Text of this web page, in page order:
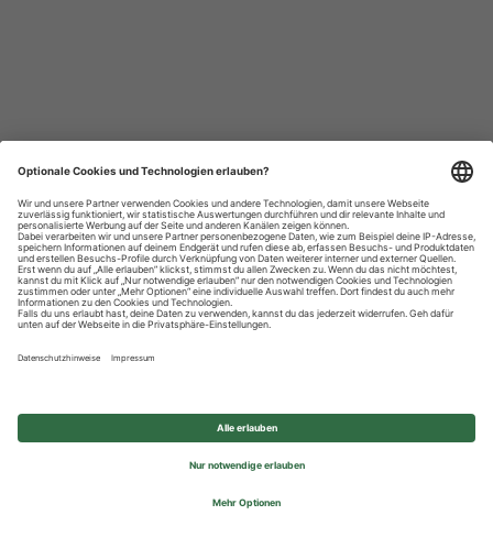
Datenschutzhinweise
Impressum
Privatsphäre-Einstellungen
© 2026 REWE Group - All rights reserved